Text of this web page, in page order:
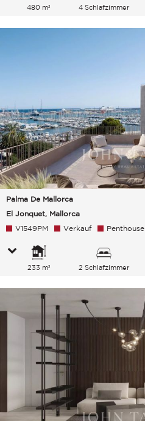
480 m² 4 Schlafzimmer
Palma De Mallorca
El Jonquet, Mallorca
V1549PM Verkauf Penthouse
233 m² 2 Schlafzimmer